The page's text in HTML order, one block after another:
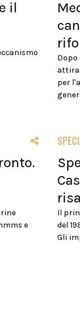
il
per
e
Il
del
Gli